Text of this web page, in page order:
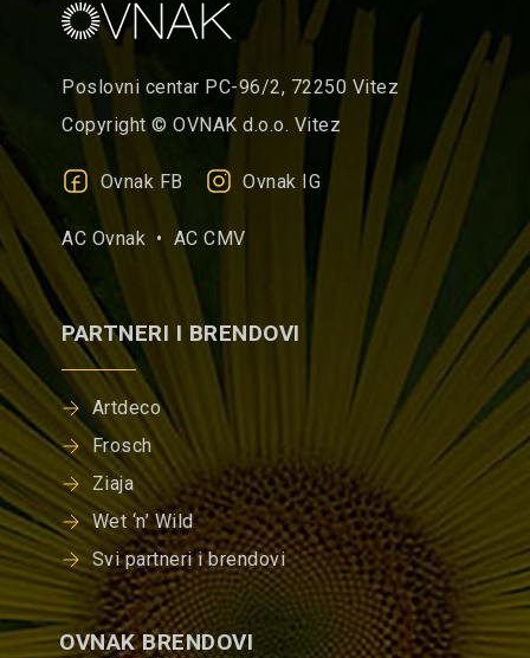
Poslovni centar PC-96/2, 72250 Vitez
Copyright © OVNAK d.o.o. Vitez
Ovnak FB Ovnak IG
AC Ovnak • AC CMV
PARTNERI I BRENDOVI
Artdeco
Frosch
Ziaja
Wet ‘n’ Wild
Svi partneri i brendovi
OVNAK BRENDOVI